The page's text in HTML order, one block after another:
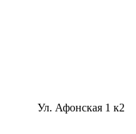
Ул. Афонская 1 к2